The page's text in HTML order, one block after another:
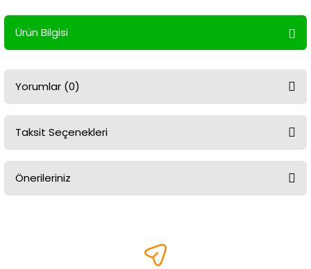
Ürün Bilgisi
Yorumlar (0)
Taksit Seçenekleri
Önerileriniz
Görüş ve önerileriniz için teşekkür ederiz.